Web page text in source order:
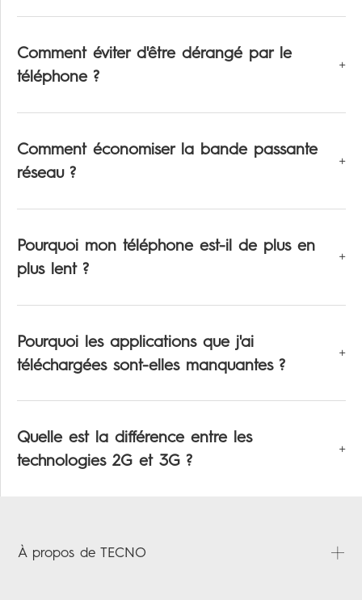
Comment éviter d'être dérangé par le
téléphone ?
Comment économiser la bande passante
réseau ?
Pourquoi mon téléphone est-il de plus en
plus lent ?
Pourquoi les applications que j'ai
téléchargées sont-elles manquantes ?
Quelle est la différence entre les
technologies 2G et 3G ?
À propos de TECNO